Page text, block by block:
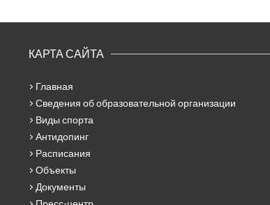
КАРТА САЙТА
Главная
Сведения об образовательной организации
Виды спорта
Антидопинг
Расписания
Объекты
Документы